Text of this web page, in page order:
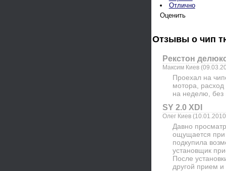
Отлично
Оценить
Отзывы о чип
Рекстон
Максим Киев
Проехал на
мотора,
на неделю, без
SY 2.0 XDI
Олег Киев
Давно
ощущается при
подкупила
установщик
После
другой прием